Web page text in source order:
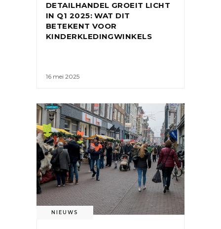
DETAILHANDEL GROEIT LICHT
IN Q1 2025: WAT DIT
BETEKENT VOOR
KINDERKLEDINGWINKELS
16 mei 2025
NIEUWS